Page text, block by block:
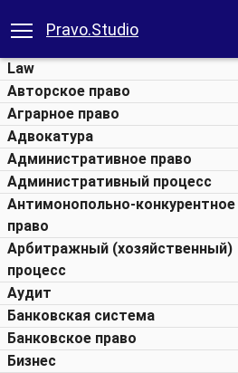
Pravo.Studio
Law
Авторское право
Аграрное право
Адвокатура
Административное право
Административный процесс
Антимонопольно-конкурентное
право
Арбитражный (хозяйственный)
процесс
Аудит
Банковская система
Банковское право
Бизнес